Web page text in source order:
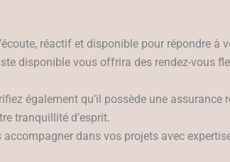
réactif et disponible pour répondre à
disponible vous offrira des rendez-vous
également qu’il possède une assurance
tranquillité d’esprit.
accompagner dans vos projets avec